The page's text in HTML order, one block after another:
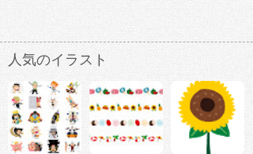
人気のイラスト